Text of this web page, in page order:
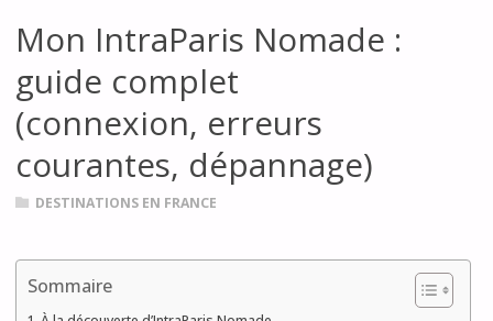
Mon IntraParis Nomade :
guide complet
(connexion, erreurs
courantes, dépannage)
DESTINATIONS EN FRANCE
Sommaire